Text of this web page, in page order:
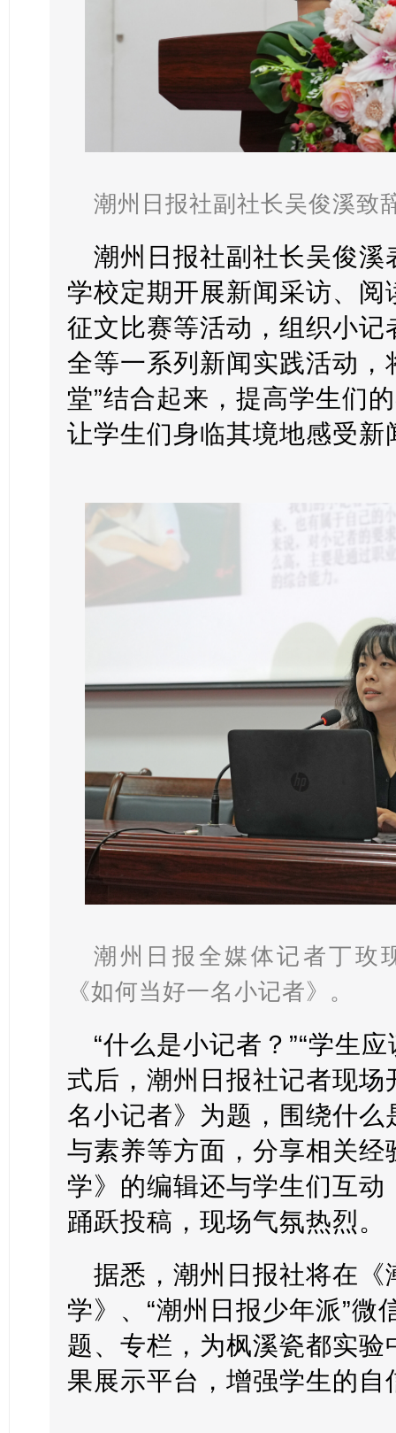
潮州日报社副社长吴俊溪致
潮州日报社副社长吴俊
学校定期开展新闻采访、
征文比赛等活动，组织小
全等一系列新闻实践活动，
堂”结合起来，提高学生们
让学生们身临其境地感受新
潮州日报全媒体记者丁玫
《如何当好一名小记者》。
“什么是小记者？”“学生
式后，潮州日报社记者现
名小记者》为题，围绕什
与素养等方面，分享相关经
学》的编辑还与学生们互
踊跃投稿，现场气氛热烈。
据悉，潮州日报社将在《
学》、“潮州日报少年派”微
题、专栏，为枫溪瓷都实
果展示平台，增强学生的自